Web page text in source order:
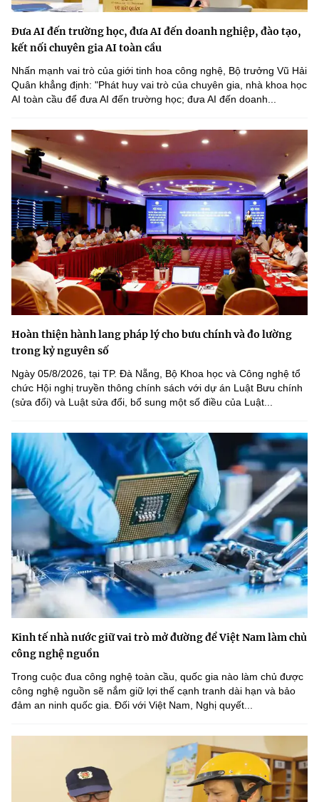
Đưa AI đến trường học, đưa AI đến doanh nghiệp, đào tạo,
kết nối chuyên gia AI toàn cầu
Nhấn mạnh vai trò của giới tinh hoa công nghệ, Bộ trưởng Vũ Hải
Quân khẳng định: "Phát huy vai trò của chuyên gia, nhà khoa học
AI toàn cầu để đưa AI đến trường học; đưa AI đến doanh...
Hoàn thiện hành lang pháp lý cho bưu chính và đo lường
trong kỷ nguyên số
Ngày 05/8/2026, tại TP. Đà Nẵng, Bộ Khoa học và Công nghệ tổ
chức Hội nghị truyền thông chính sách với dự án Luật Bưu chính
(sửa đổi) và Luật sửa đổi, bổ sung một số điều của Luật...
Kinh tế nhà nước giữ vai trò mở đường để Việt Nam làm chủ
công nghệ nguồn
Trong cuộc đua công nghệ toàn cầu, quốc gia nào làm chủ được
công nghệ nguồn sẽ nắm giữ lợi thế cạnh tranh dài hạn và bảo
đảm an ninh quốc gia. Đối với Việt Nam, Nghị quyết...